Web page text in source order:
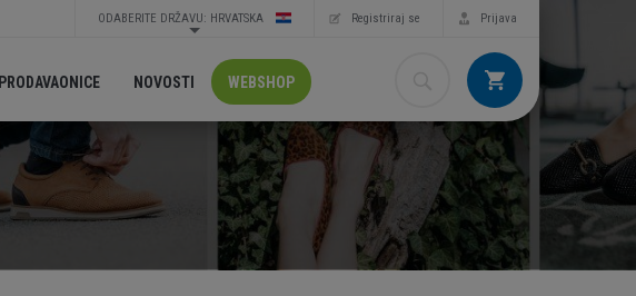
Prijava
Registriraj se
ODABERITE DRŽAVU: HRVATSKA
PRODAVAONICE NOVOSTI WEBSHOP